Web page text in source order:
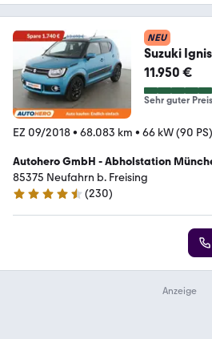
NEU
Suzuki
11.950 €
Sehr guter Preis
EZ 09/2018• 68.083 km • 66 kW (90 PS)
Autohero GmbH - Abholstation
85375 Neufahrn b. Freising
4.4 Sterne
(230)